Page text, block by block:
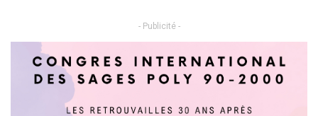
- Publicité -